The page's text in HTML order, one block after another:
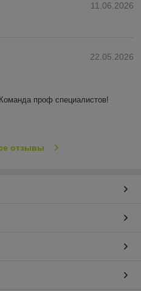
11.06.2026
22.05.2026
проф специалистов!
отзывы